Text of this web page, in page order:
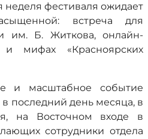
фестиваля ожидает
встреча для
им. Б. Житкова, онлайн-
мифах «Красноярских
и масштабное событие
последний день месяца, в
на Восточном входе в
сотрудники отдела